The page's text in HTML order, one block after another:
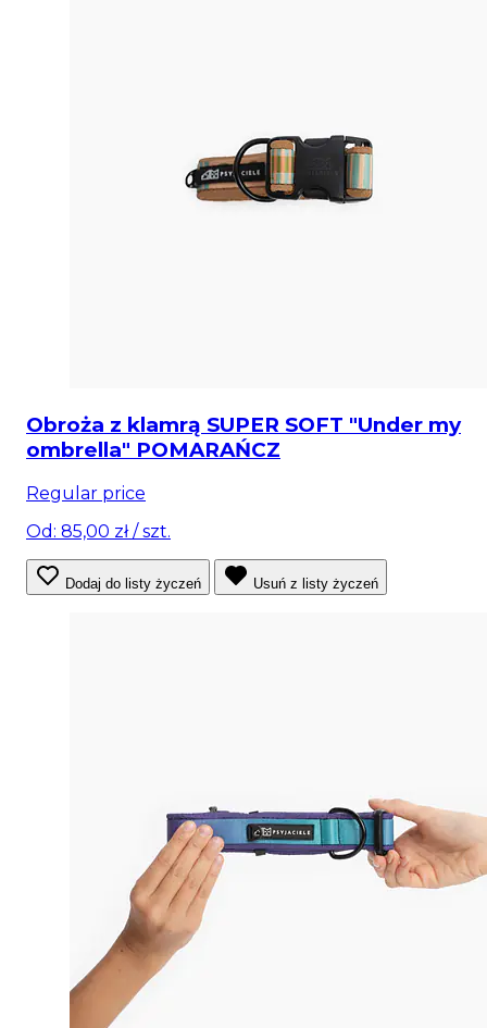
Obroża z klamrą SUPER SOFT "Under my
ombrella" POMARAŃCZ
Regular price
Od: 85,00 zł/ szt.
Dodaj do listy życzeń Usuń z listy życzeń